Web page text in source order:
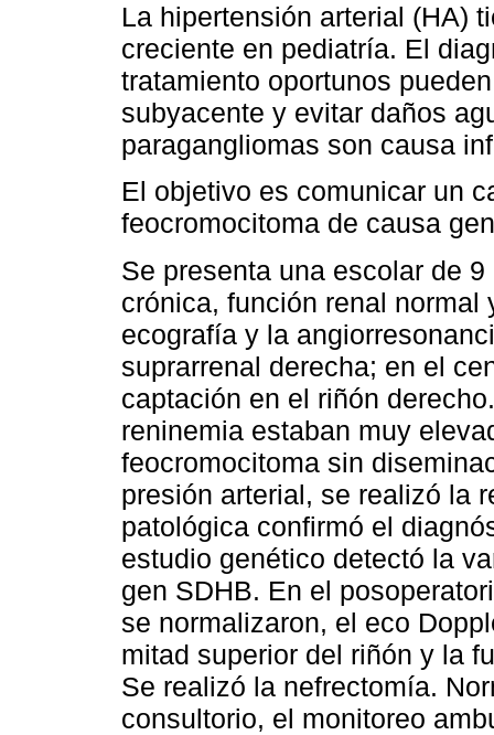
La hipertensión arterial (HA)
creciente en pediatría. El
tratamiento oportunos
subyacente y evitar daños
paragangliomas son causa
El objetivo es comunicar un
feocromocitoma de causa
Se presenta una escolar de
crónica, función renal
ecografía y la
suprarrenal derecha; en el
captación en el riñón
reninemia estaban muy
feocromocitoma sin
presión arterial, se realizó la
patológica confirmó el
estudio genético detectó la
gen SDHB. En el
se normalizaron, el eco
mitad superior del riñón y la
Se realizó la nefrectomía.
consultorio, el monitoreo